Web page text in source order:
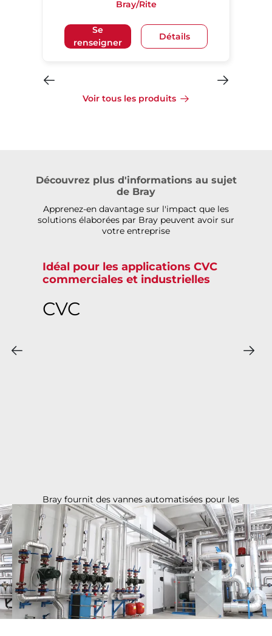
Bray/Rite
Se
renseigner
Détails
Voir tous les produits
Découvrez plus d'informations au sujet
de Bray
Apprenez-en davantage sur l'impact que les
solutions élaborées par Bray peuvent avoir sur
votre entreprise
Idéal pour les applications CVC
commerciales et industrielles
CVC
Bray fournit des vannes automatisées pour les
systèmes CVC dans les hôpitaux, les bureaux, les
écoles, les aéroports, les centres de données et
bien plus encore. Idéales pour l'isolement des
refroidisseurs/chaudières, les appareils de
traitement de l'air et les applications de
certification LEED.